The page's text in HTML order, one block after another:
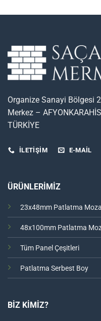
Organize Sanayi Bölgesi
Merkez –
TÜRKİYE
İLETİŞİM E-MAIL
ÜRÜNLERİMİZ
23x48mm Patlatma
48x100mm Patlatma
Tüm Panel Çeşitleri
Patlatma Serbest Boy
BİZ KİMİZ?